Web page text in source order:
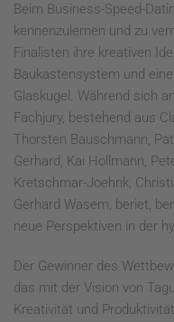
Beim Business-Speed-
kennenzulernen und zu
Finalisten ihre kreativen
Baukastensystem und
Glaskugel. Während sich
Fachjury, bestehend aus
Thorsten Bauschmann,
Gerhard, Kai Hollmann,
Kretschmar-Joehnk,
Gerhard Wasem, beriet,
neue Perspektiven in der
Der Gewinner des
das mit der Vision von
Kreativität und